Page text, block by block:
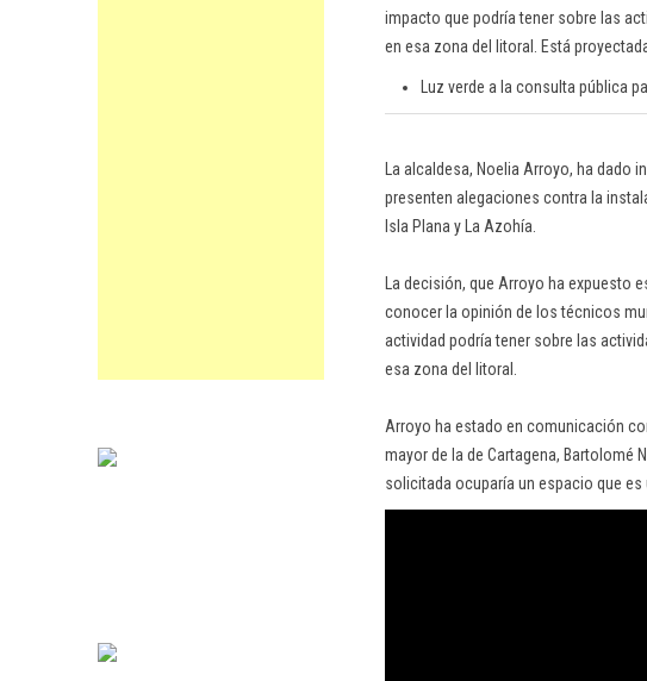
impacto que podría tener sobre las
en esa zona del litoral. Está
Luz verde a la consulta pública
La alcaldesa, Noelia Arroyo, ha
presenten alegaciones contra la
Isla Plana y La Azohía.
La decisión, que Arroyo ha expuesto
conocer la opinión de los técnicos
actividad podría tener sobre las
esa zona del litoral.
Arroyo ha estado en comunicación
mayor de la de Cartagena, Bartolomé
solicitada ocuparía un espacio que es